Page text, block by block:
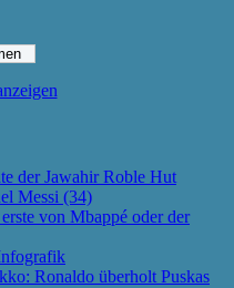
der Jawahir Roble Hut
Messi (34)
von Mbappé oder der
Ronaldo überholt Puskas